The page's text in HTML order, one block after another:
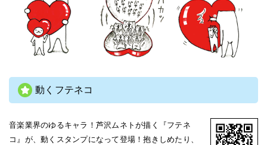
動くフテネコ
音楽業界のゆるキャラ！芦沢ムネトが描く『フテネ
コ』が、動くスタンプになって登場！抱きしめたり、